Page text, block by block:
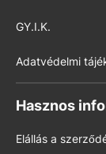
GY.I.K.
Adatvédelmi
Hasznos
Elállás a